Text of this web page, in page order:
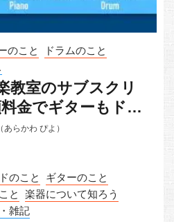
のこと
ドラムのこと
教室のサブスクリ
金でギターもドラ
らかわ ぴよ）
のこと
ギターのこと
と
楽器について知ろう
雑記